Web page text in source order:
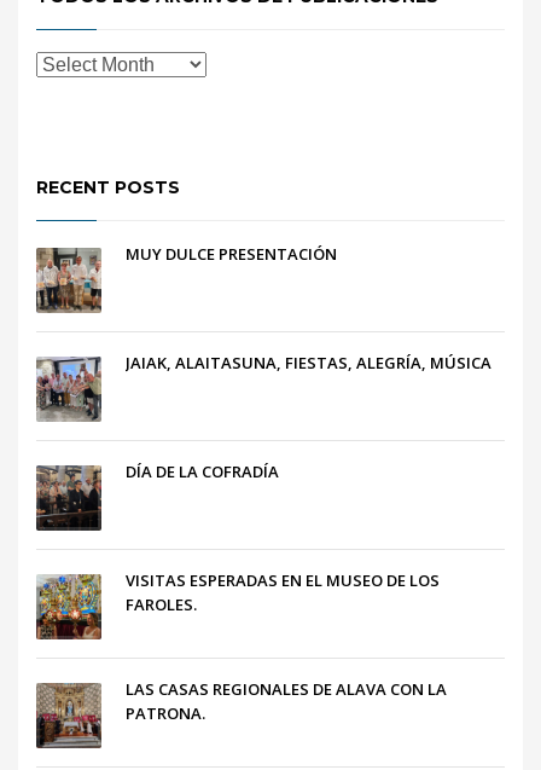
RECENT POSTS
MUY DULCE PRESENTACIÓN
JAIAK, ALAITASUNA, FIESTAS, ALEGRÍA, MÚSICA
DÍA DE LA COFRADÍA
VISITAS ESPERADAS EN EL MUSEO DE LOS
FAROLES.
LAS CASAS REGIONALES DE ALAVA CON LA
PATRONA.